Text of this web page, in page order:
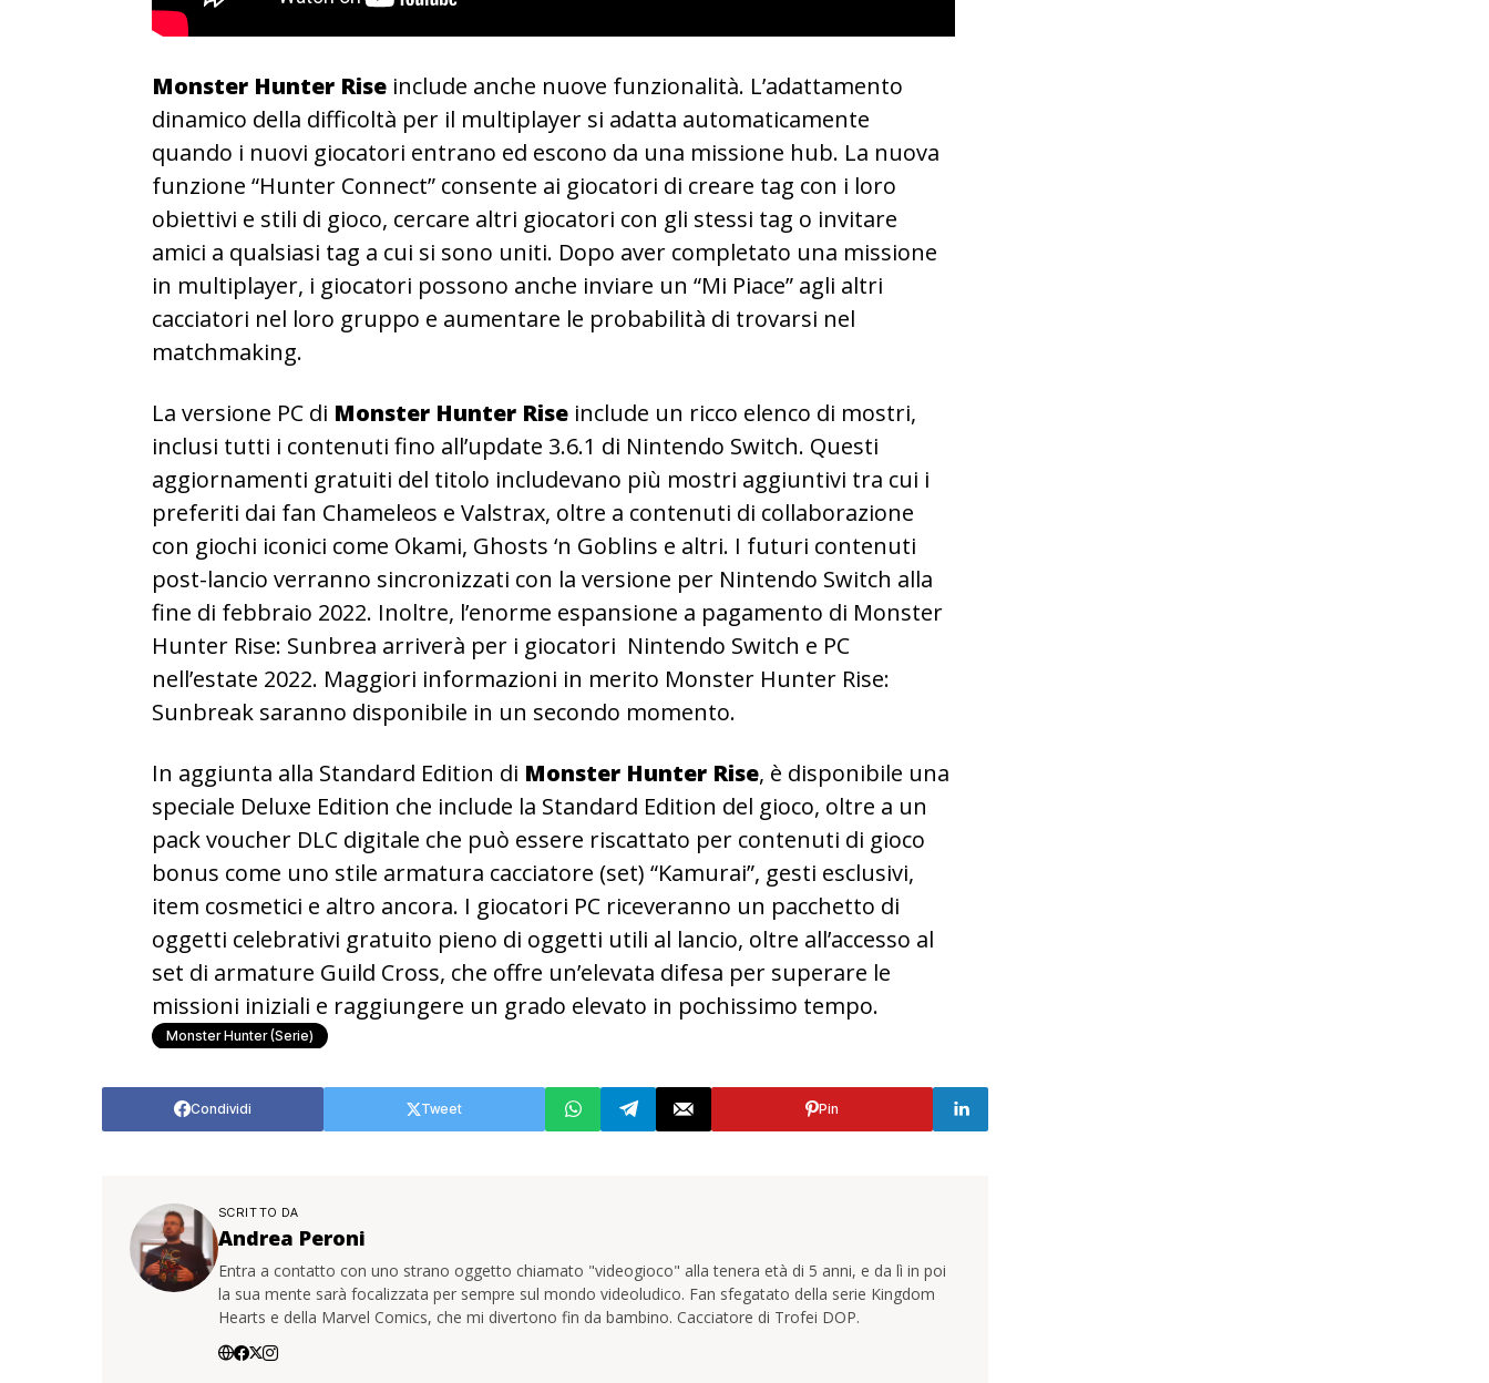
Monster Hunter Rise include anche nuove funzionalità. L’adattamento
dinamico della difficoltà per il multiplayer si adatta automaticamente
quando i nuovi giocatori entrano ed escono da una missione hub. La nuova
funzione “Hunter Connect” consente ai giocatori di creare tag con i loro
obiettivi e stili di gioco, cercare altri giocatori con gli stessi tag o invitare
amici a qualsiasi tag a cui si sono uniti. Dopo aver completato una missione
in multiplayer, i giocatori possono anche inviare un “Mi Piace” agli altri
cacciatori nel loro gruppo e aumentare le probabilità di trovarsi nel
matchmaking.
La versione PC di Monster Hunter Rise include un ricco elenco di mostri,
inclusi tutti i contenuti fino all’update 3.6.1 di Nintendo Switch. Questi
aggiornamenti gratuiti del titolo includevano più mostri aggiuntivi tra cui i
preferiti dai fan Chameleos e Valstrax, oltre a contenuti di collaborazione
con giochi iconici come Okami, Ghosts ‘n Goblins e altri. I futuri contenuti
post-lancio verranno sincronizzati con la versione per Nintendo Switch alla
fine di febbraio 2022. Inoltre, l’enorme espansione a pagamento di Monster
Hunter Rise: Sunbrea arriverà per i giocatori Nintendo Switch e PC
nell’estate 2022. Maggiori informazioni in merito Monster Hunter Rise:
Sunbreak saranno disponibile in un secondo momento.
In aggiunta alla Standard Edition di Monster Hunter Rise, è disponibile una
speciale Deluxe Edition che include la Standard Edition del gioco, oltre a un
pack voucher DLC digitale che può essere riscattato per contenuti di gioco
bonus come uno stile armatura cacciatore (set) “Kamurai”, gesti esclusivi,
item cosmetici e altro ancora. I giocatori PC riceveranno un pacchetto di
oggetti celebrativi gratuito pieno di oggetti utili al lancio, oltre all’accesso al
set di armature Guild Cross, che offre un’elevata difesa per superare le
missioni iniziali e raggiungere un grado elevato in pochissimo tempo.
Monster Hunter (serie)
Condividi Tweet Pin
SCRITTO DA
Andrea Peroni
Entra a contatto con uno strano oggetto chiamato "videogioco" alla tenera età di 5 anni, e da lì in poi
la sua mente sarà focalizzata per sempre sul mondo videoludico. Fan sfegatato della serie Kingdom
Hearts e della Marvel Comics, che mi divertono fin da bambino. Cacciatore di Trofei DOP.